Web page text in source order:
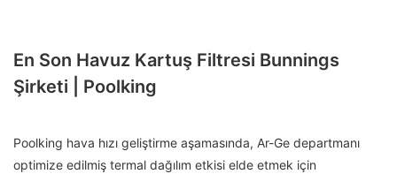
En Son Havuz Kartuş Filtresi Bunnings
Şirketi | Poolking
Poolking hava hızı geliştirme aşamasında, Ar-Ge departmanı
optimize edilmiş termal dağılım etkisi elde etmek için